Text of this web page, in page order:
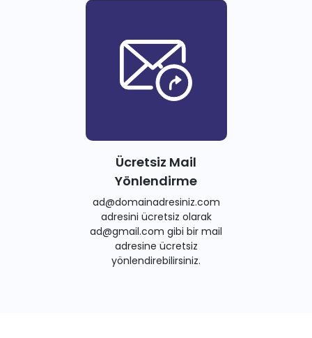
Ücretsiz Mail
Yönlendirme
ad@domainadresiniz.com
adresini ücretsiz olarak
ad@gmail.com gibi bir mail
adresine ücretsiz
yönlendirebilirsiniz.